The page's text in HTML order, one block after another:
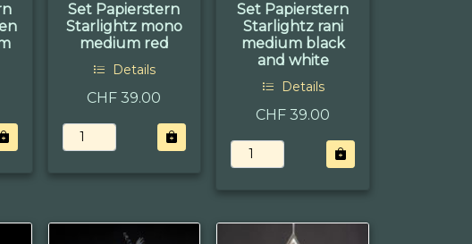
Set Papierstern
Starlightz mono
medium red
Details
CHF 39.00
Set Papierstern
Starlightz rani
medium black
and white
Details
CHF 39.00